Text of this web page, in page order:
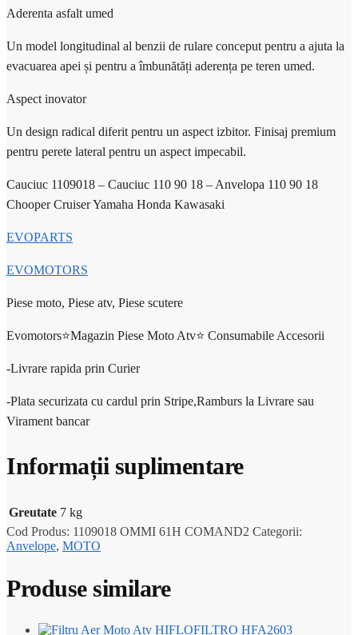
Aderenta asfalt umed
Un model longitudinal al benzii de rulare conceput pentru a ajuta la
evacuarea apei și pentru a îmbunătăți aderența pe teren umed.
Aspect inovator
Un design radical diferit pentru un aspect izbitor. Finisaj premium
pentru perete lateral pentru un aspect impecabil.
Cauciuc 1109018 – Cauciuc 110 90 18 – Anvelopa 110 90 18
Chooper Cruiser Yamaha Honda Kawasaki
EVOPARTS
EVOMOTORS
Piese moto, Piese atv, Piese scutere
Evomotors⭐️Magazin Piese Moto Atv⭐️ Consumabile Accesorii
-Livrare rapida prin Curier
-Plata securizata cu cardul prin Stripe,Ramburs la Livrare sau
Virament bancar
Informații suplimentare
Greutate 7 kg
Cod Produs: 1109018 OMMI 61H COMAND2 Categorii:
Anvelope, MOTO
Produse similare